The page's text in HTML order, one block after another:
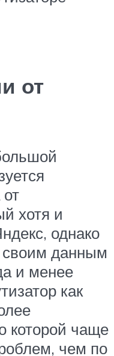
от
хотя и
однако
данным
и менее
как
которой чаще
чем по